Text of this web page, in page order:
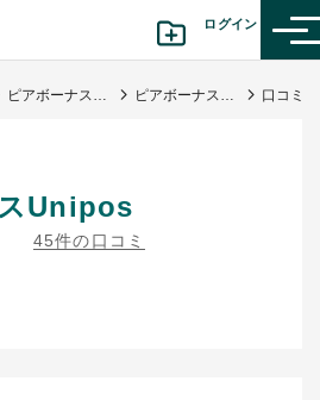
ログイン
ピアボーナスツール ピアボーナスUnipos
Unipos
45件の口コミ